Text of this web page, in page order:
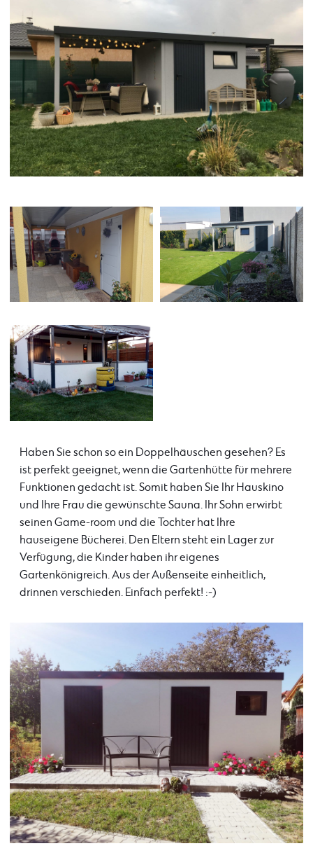
Haben Sie schon so ein Doppelhäuschen gesehen? Es
ist perfekt geeignet, wenn die Gartenhütte für mehrere
Funktionen gedacht ist. Somit haben Sie Ihr Hauskino
und Ihre Frau die gewünschte Sauna. Ihr Sohn erwirbt
seinen Game-room und die Tochter hat Ihre
hauseigene Bücherei. Den Eltern steht ein Lager zur
Verfügung, die Kinder haben ihr eigenes
Gartenkönigreich. Aus der Außenseite einheitlich,
drinnen verschieden. Einfach perfekt! :-)